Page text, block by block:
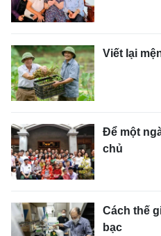
Viết lại
Để một
chủ
Cách thế
bạc